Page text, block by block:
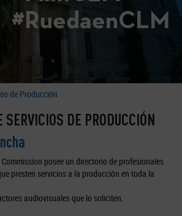
#RuedaenCLM
de Producción
SERVICIOS DE PRODUCCIÓN
posee un directorio de profesionales
presten servicios a la producción en toda la
audiovisuales que lo soliciten.